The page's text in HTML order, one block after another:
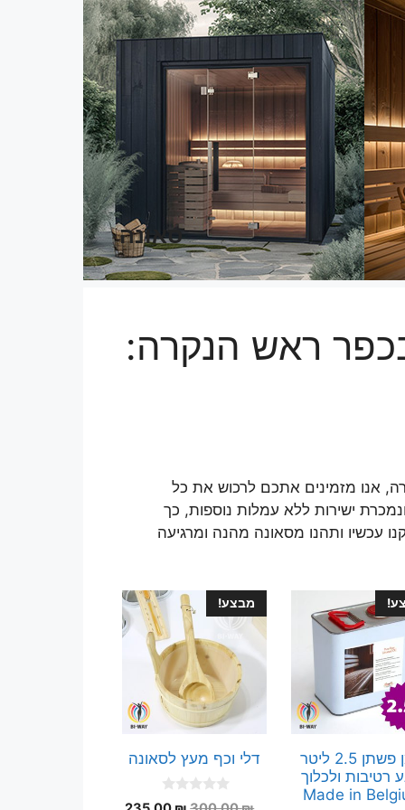
סאונה
ראש הנקרה:
אנו מזמינים אתכם לרכוש את כל
ישירות ללא עמלות נוספות, כך
עכשיו ותהנו מסאונה מהנה ומרגיעה
שמן פשתן 2.5 ליטר
רטיבות ולכלוך
Made in
מבצע!
דלי וכף מעץ לסאונה
0